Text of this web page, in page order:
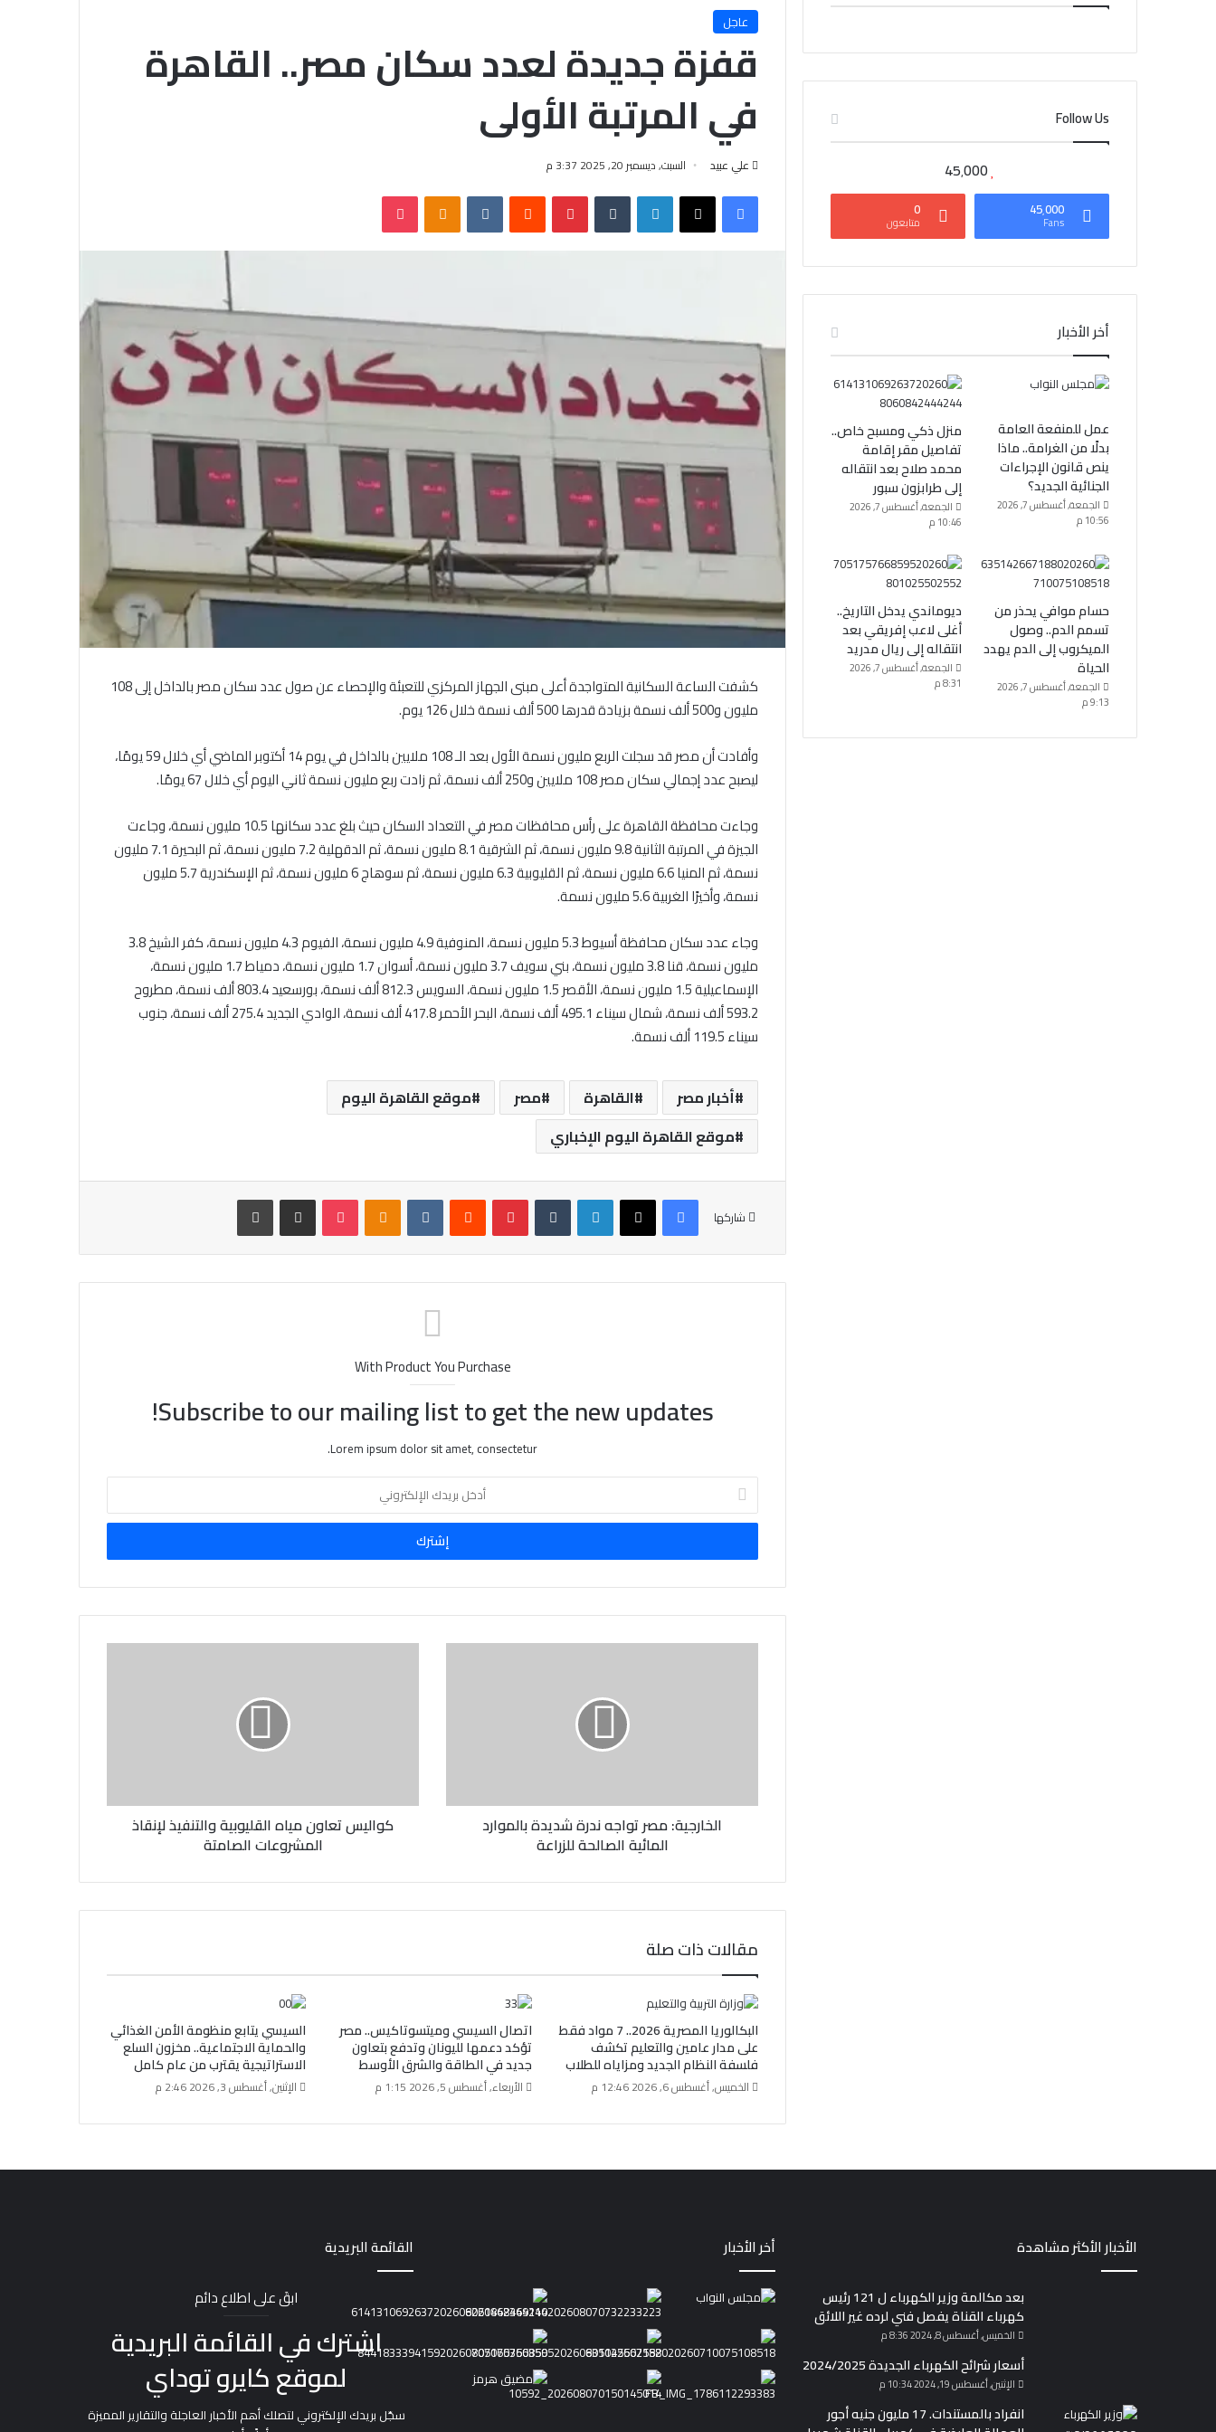
عاجل
قفزة جديدة لعدد سكان مصر.. القاهرة
في المرتبة الأولى
علي عبيد السبت, ديسمبر 20, 2025 3:37 م
فيسبوك لينكدإن بينتيريست
كشفت الساعة السكانية المتواجدة أعلى مبنى الجهاز المركزي للتعبئة والإحصاء عن صول عدد سكان مصر بالداخل إلى 108
مليون و500 ألف نسمة بزيادة قدرها 500 ألف نسمة خلال 126 يوم.
وأفادت أن مصر قد سجلت الربع مليون نسمة الأول بعد الـ 108 ملايين بالداخل في يوم 14 أكتوبر الماضي أي خلال 59 يومًا،
ليصبح عدد إجمالي سكان مصر 108 ملايين و250 ألف نسمة، ثم زادت ربع مليون نسمة ثاني اليوم أي خلال 67 يومًا.
وجاءت محافظة القاهرة على رأس محافظات مصر في التعداد السكان حيث بلغ عدد سكانها 10.5 مليون نسمة، وجاءت
الجيزة في المرتبة الثانية 9.8 مليون نسمة، ثم الشرقية 8.1 مليون نسمة، ثم الدقهلية 7.2 مليون نسمة، ثم البحيرة 7.1 مليون
نسمة، ثم المنيا 6.6 مليون نسمة، ثم القليوبية 6.3 مليون نسمة، ثم سوهاج 6 مليون نسمة، ثم الإسكندرية 5.7 مليون
نسمة، وأخيرًا الغربية 5.6 مليون نسمة.
وجاء عدد سكان محافظة أسيوط 5.3 مليون نسمة، المنوفية 4.9 مليون نسمة، الفيوم 4.3 مليون نسمة، كفر الشيخ 3.8
مليون نسمة، قنا 3.8 مليون نسمة، بني سويف 3.7 مليون نسمة، أسوان 1.7 مليون نسمة، دمياط 1.7 مليون نسمة،
الإسماعيلية 1.5 مليون نسمة، الأقصر 1.5 مليون نسمة، السويس 812.3 ألف نسمة، بورسعيد 803.4 ألف نسمة، مطروح
593.2 ألف نسمة، شمال سيناء 495.1 ألف نسمة، البحر الأحمر 417.8 ألف نسمة، الوادي الجديد 275.4 ألف نسمة، جنوب
سيناء 119.5 ألف نسمة.
أخبار مصر القاهرة مصر
موقع القاهرة اليوم
موقع القاهرة اليوم الإخباري
شاركها
فيسبوك لينكدإن بينتيريست بوكيت
With Product You Purchase
Subscribe to our mailing list to get the new updates!
Lorem ipsum dolor sit amet, consectetur.
خ
ب
د
ك
ن
الخارجية: مصر تواجه ندرة شديدة بالموارد
المائية الصالحة للزراعة
كواليس تعاون مياه القليوبية والتنفيذ لإنقاذ
المشروعات الصامتة
مقالات ذات صلة
البكالوريا المصرية 2026.. 7 مواد فقط
على مدار عامين والتعليم تكشف
فلسفة النظام الجديد ومزاياه للطلاب
الخميس, أغسطس 6, 2026 12:46 م
اتصال السيسي وميتسوتاكيس.. مصر
تؤكد دعمها لليونان وتدفع بتعاون
جديد في الطاقة والشرق الأوسط
الأربعاء, أغسطس 5, 2026 1:15 م
السيسي يتابع منظومة الأمن الغذائي
والحماية الاجتماعية.. مخزون السلع
الاستراتيجية يقترب من عام كامل
الإثنين, أغسطس 3, 2026 2:46 م
Follow Us
45٬000
45٬000
Fans
0
متابعون
أخر الأخبار
عمل للمنفعة العامة
بدلًا من الغرامة.. ماذا
ينص قانون الإجراءات
الجنائية الجديد؟
الجمعة, أغسطس 7, 2026
10:56 م
منزل ذكي ومسبح خاص..
تفاصيل مقر إقامة
محمد صلاح بعد انتقاله
إلى طرابزون سبور
الجمعة, أغسطس 7, 2026
10:46 م
حسام موافي يحذر من
تسمم الدم.. وصول
الميكروب إلى الدم يهدد
الحياة
الجمعة, أغسطس 7, 2026
9:13 م
ديوماندي يدخل التاريخ..
أغلى لاعب إفريقي بعد
انتقاله إلى ريال مدريد
الجمعة, أغسطس 7, 2026
8:31 م
الأخبار الأكثر مشاهدة
بعد مكالمة وزير الكهرباء ل 121 رئيس
كهرباء القناة يفصل فني لرده غير اللائق
الخميس, أغسطس 8, 2024 8:36 م
أسعار شرائح الكهرباء الجديدة 2024/2025
الإثنين, أغسطس 19, 2024 10:34 م
انفراد بالمستندات. 17 مليون جنيه أجور
أخر الأخبار
القائمة البريدية
ابقَ على اطلاع دائم
اشترك في القائمة البريدية
لموقع كايرو توداي
سجّل بريدك الإلكتروني لتصلك أهم الأخبار العاجلة والتقارير المميزة